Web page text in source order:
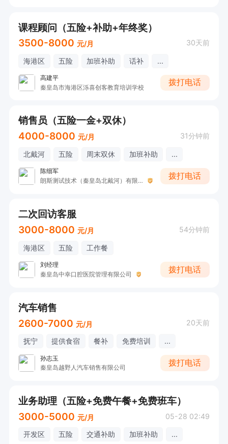
课程顾问（五险+补助+年终奖）
3500-8000 元/月 30天前
海港区 五险 加班补助 话补 ...
高建平
秦皇岛市海港区泺喜创客教育培训学校
拨打电话
销售员（五险一金+双休）
4000-8000 元/月 31分钟前
北戴河 五险 周末双休 加班补助 ...
陈细军
朗斯测试技术（秦皇岛北戴河）有限公司
拨打电话
二次回访客服
3000-8000 元/月 54分钟前
海港区 五险 工作餐
刘经理
秦皇岛中幸口腔医院管理有限公司
拨打电话
汽车销售
2600-7000 元/月 20天前
抚宁 提供食宿 餐补 免费培训 ...
孙志玉
秦皇岛越野人汽车销售有限公司
拨打电话
业务助理（五险+免费午餐+免费班车）
3000-5000 元/月 05-28 02:49
开发区 五险 交通补助 加班补助 ...